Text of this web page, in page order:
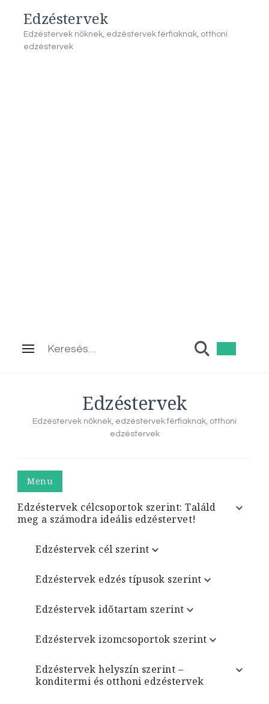
Edzéstervek
Edzéstervek nőknek, edzéstervek férfiaknak, otthoni
edzéstervek
Keresés:
Edzéstervek
Edzéstervek nőknek, edzéstervek férfiaknak, otthoni
edzéstervek
Menu
Edzéstervek célcsoportok szerint: Találd
meg a számodra ideális edzéstervet!
Edzéstervek cél szerint
Edzéstervek edzés típusok szerint
Edzéstervek időtartam szerint
Edzéstervek izomcsoportok szerint
Edzéstervek helyszín szerint –
konditermi és otthoni edzéstervek